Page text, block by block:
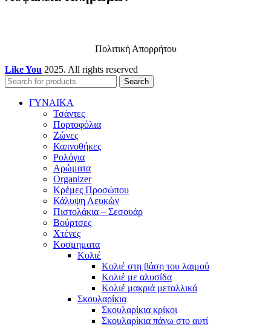
Πολιτική Απορρήτου
Like You 2025. All rights reserved
Search
ΓΥΝΑΙΚΑ
Τσάντες
Πορτοφόλια
Ζώνες
Καπνοθήκες
Ρολόγια
Αρώματα
Organizer
Κρέμες Προσώπου
Κάλυψη Λευκών
Πιστολάκια – Σεσουάρ
Βούρτσες
Χτένες
Κοσμηματα
Κολιέ
Κολιέ στη βάση του λαιμού
Κολιέ με αλυσίδα
Κολιέ μακριά μεταλλικά
Σκουλαρίκια
Σκουλαρίκια κρίκοι
Σκουλαρίκια πάνω στο αυτί